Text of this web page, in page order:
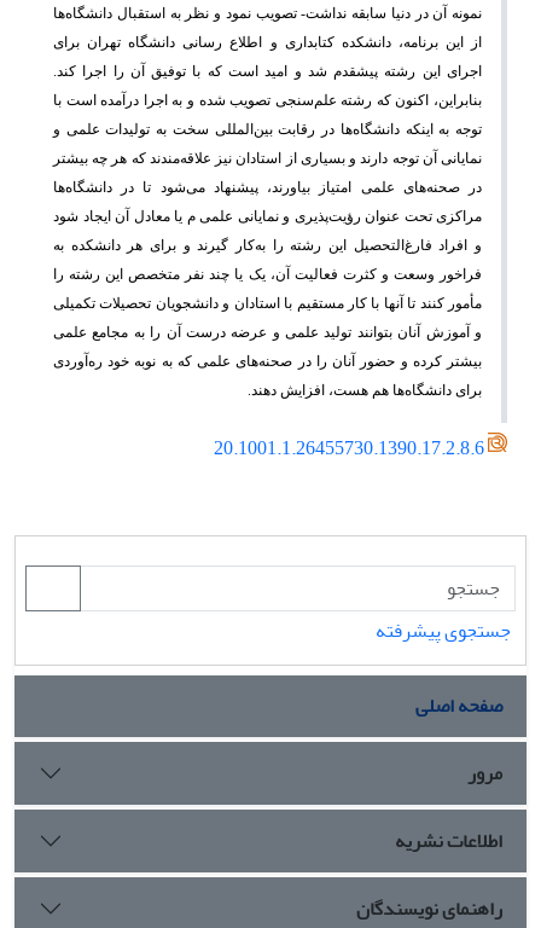
نمونه آن در دنیا سابقه نداشت- تصویب نمود و نظر به استقبال دانشگاه‌ها
از این برنامه، دانشکده کتابداری و اطلاع رسانی دانشگاه تهران برای
اجرای این رشته پیشقدم شد و امید است که با توفیق آن را اجرا کند.
بنابراین، اکنون که رشته علم‌سنجی تصویب شده و به اجرا درآمده است با
توجه به اینکه دانشگاه‌ها در رقابت بین‌المللی سخت به تولیدات علمی و
نمایانی آن توجه دارند و بسیاری از استادان نیز علاقه‌مندند که هر چه بیشتر
در صحنه‌های علمی امتیاز بیاورند، پیشنهاد می‌شود تا در دانشگاه‌ها
مراکزی تحت عنوان رؤیت‌پذیری و نمایانی علمی م یا معادل آن ایجاد شود
و افراد فارغ‌التحصیل این رشته را به‌کار گیرند و برای هر دانشکده به
فراخور وسعت و کثرت فعالیت آن، یک یا چند نفر متخصص این رشته را
مأمور کنند تا آنها با کار مستقیم با استادان و دانشجویان تحصیلات تکمیلی
و آموزش آنان بتوانند تولید علمی و عرضه درست آن را به مجامع علمی
بیشتر کرده و حضور آنان را در صحنه‌های علمی که به نوبه خود ره‌آوردی
برای دانشگاه‌ها هم هست، افزایش دهند.
20.1001.1.26455730.1390.17.2.8.6
جستجوی پیشرفته
صفحه اصلی
مرور
اطلاعات نشریه
راهنمای نویسندگان